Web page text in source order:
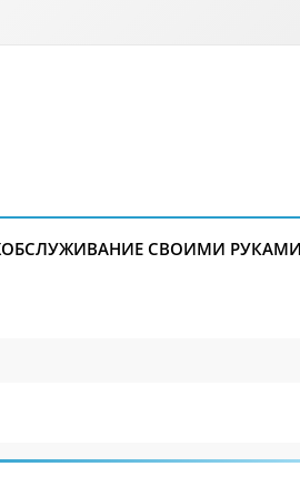
СВОИМИ РУКАМИ